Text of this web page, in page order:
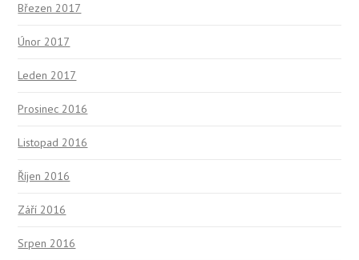
Březen 2017
Únor 2017
Leden 2017
Prosinec 2016
Listopad 2016
Říjen 2016
Září 2016
Srpen 2016